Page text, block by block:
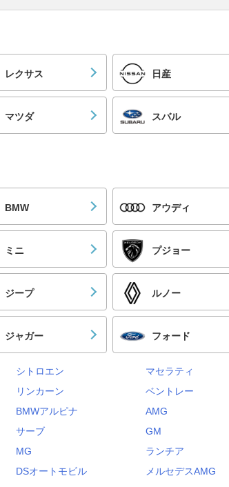
レクサス 日産
マツダ スバル
BMW アウディ
ミニ プジョー
ジープ ルノー
ジャガー フォード
シトロエン マセラティ
リンカーン ベントレー
BMWアルピナ AMG
サーブ GM
MG ランチア
DSオートモビル メルセデスAMG